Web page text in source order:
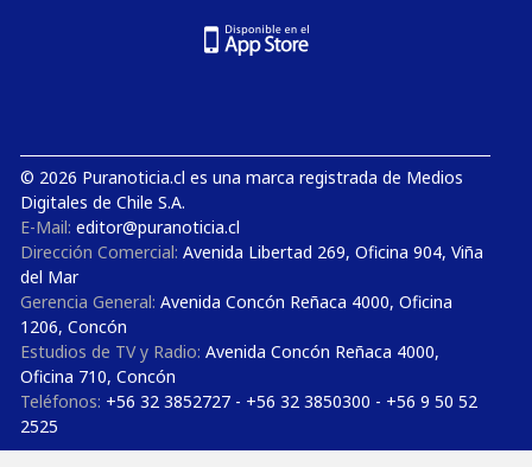
© 2026 Puranoticia.cl es una marca registrada de Medios
Digitales de Chile S.A.
E-Mail: editor@puranoticia.cl
Dirección Comercial: Avenida Libertad 269, Oficina 904, Viña
del Mar
Gerencia General: Avenida Concón Reñaca 4000, Oficina
1206, Concón
Estudios de TV y Radio: Avenida Concón Reñaca 4000,
Oficina 710, Concón
Teléfonos: +56 32 3852727 - +56 32 3850300 - +56 9 50 52
2525